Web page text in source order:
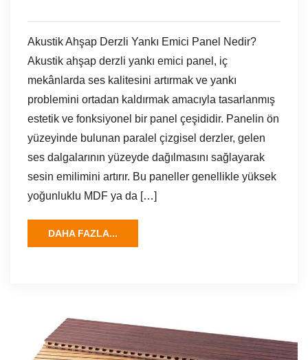
Akustik Ahşap Derzli Yankı Emici Panel Nedir?
Akustik ahşap derzli yankı emici panel, iç
mekânlarda ses kalitesini artırmak ve yankı
problemini ortadan kaldırmak amacıyla tasarlanmış
estetik ve fonksiyonel bir panel çeşididir. Panelin ön
yüzeyinde bulunan paralel çizgisel derzler, gelen
ses dalgalarının yüzeyde dağılmasını sağlayarak
sesin emilimini artırır. Bu paneller genellikle yüksek
yoğunluklu MDF ya da […]
DAHA FAZLA...